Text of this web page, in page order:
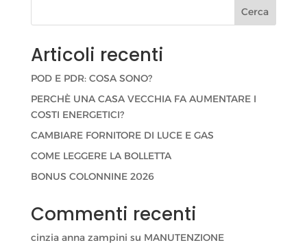
Cerca
Articoli recenti
POD E PDR: COSA SONO?
PERCHÈ UNA CASA VECCHIA FA AUMENTARE I
COSTI ENERGETICI?
CAMBIARE FORNITORE DI LUCE E GAS
COME LEGGERE LA BOLLETTA
BONUS COLONNINE 2026
Commenti recenti
cinzia anna zampini su MANUTENZIONE